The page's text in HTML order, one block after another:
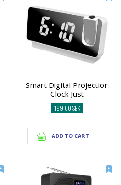
Smart Digital Projection
Clock Just
199,00 SEK